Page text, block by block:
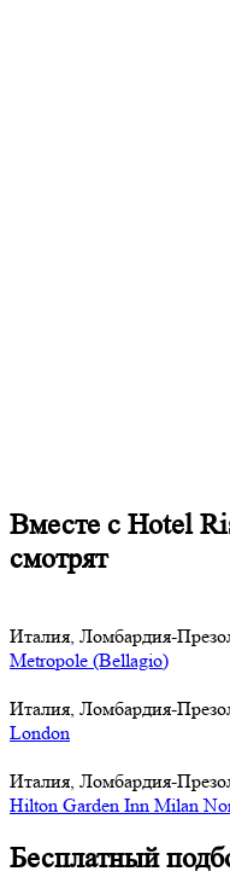
Вместе с Hotel
смотрят
Италия, Ломбардия-
Metropole (Bellagio)
Италия, Ломбардия-
London
Италия, Ломбардия-
Hilton Garden Inn Milan
Бесплатный